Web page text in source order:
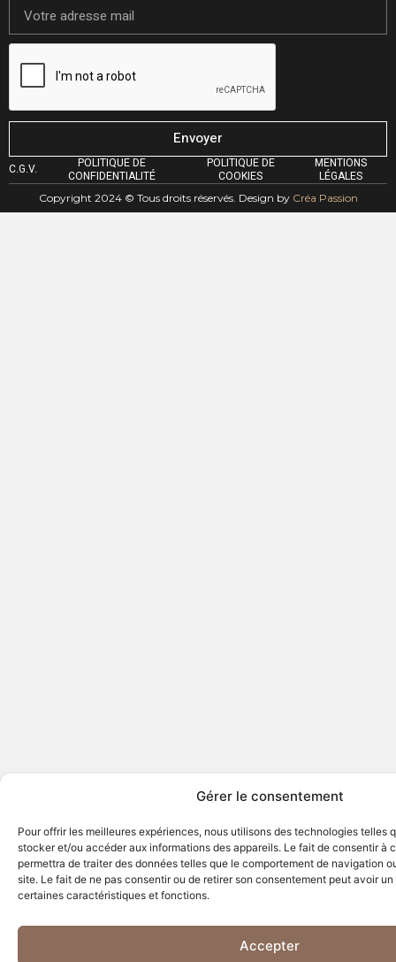
Gérer le consentement
Pour offrir les meilleures expériences, nous utilisons des technologies telles
stocker et/ou accéder aux informations des appareils. Le fait de consentir à
permettra de traiter des données telles que le comportement de navigation
site. Le fait de ne pas consentir ou de retirer son consentement peut avoir
certaines caractéristiques et fonctions.
Accepter
Envoyer
C.G.V.
POLITIQUE DE
CONFIDENTIALITÉ
POLITIQUE DE
COOKIES
MENTIONS
LÉGALES
Copyright 2024 © Tous droits réservés. Design by Créa Passion